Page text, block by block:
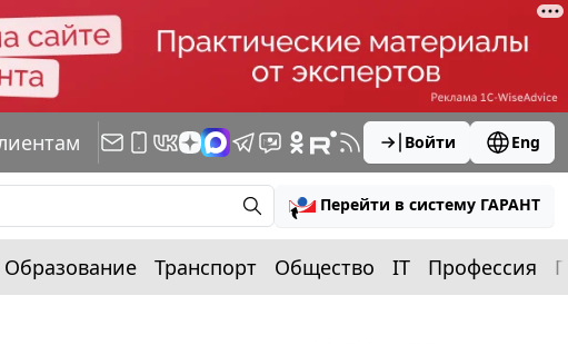
Войти Eng
Перейти в систему ГАРАНТ
Образование Транспорт Общество IT Профессия